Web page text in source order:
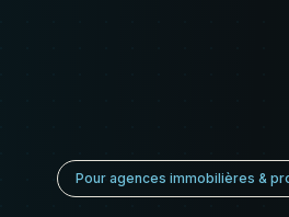
Pour agences immobilières &